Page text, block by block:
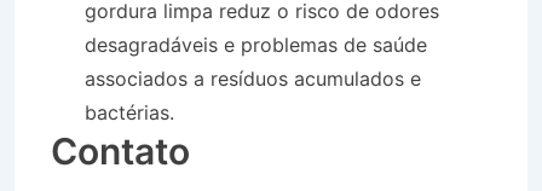
gordura limpa reduz o risco de odores
desagradáveis e problemas de saúde
associados a resíduos acumulados e
bactérias.
Contato